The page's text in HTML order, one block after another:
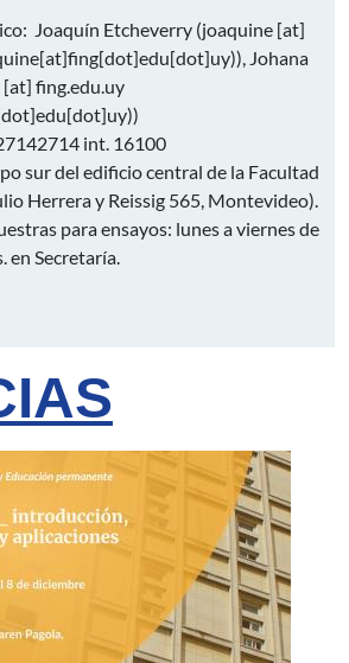
Joaquín Etcheverry (joaquine [at]
), Johana
[at] fing.edu.uy
)
int. 16100
sur del edificio central de la Facultad
Herrera y Reissig 565, Montevideo).
para ensayos: lunes a viernes de
en Secretaría.